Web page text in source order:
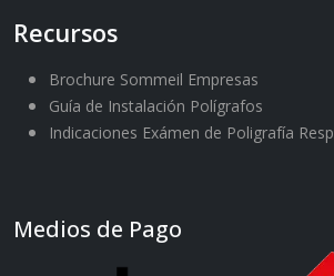
Recursos
Brochure Sommeil Empresas
Guía de Instalación Polígrafos
Indicaciones Exámen de Poligrafía
Medios de Pago